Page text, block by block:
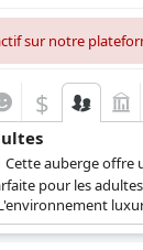
sur notre
$
Cette auberge offre
pour les
l'expérience de